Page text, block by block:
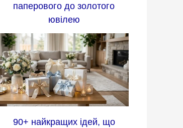
паперового до золотого
ювілею
90+ найкращих ідей, що